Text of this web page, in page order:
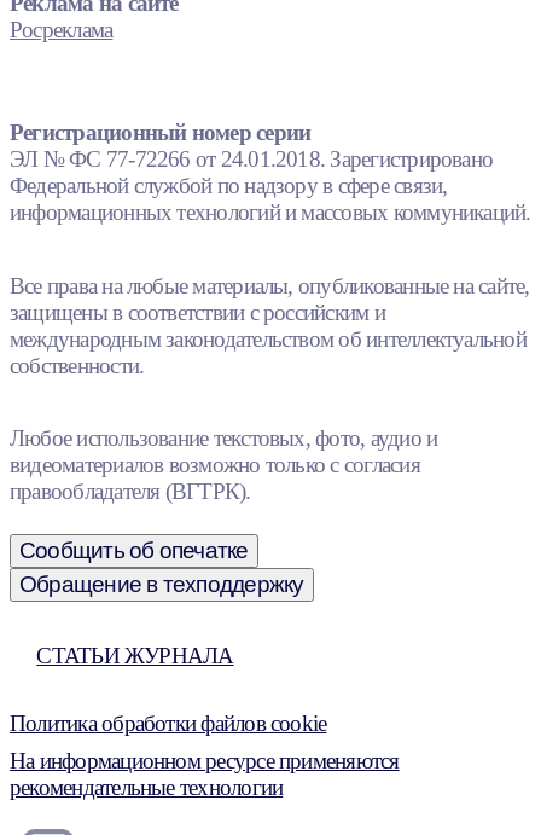
Росреклама
Регистрационный номер серии
ЭЛ № ФС 77-72266 от 24.01.2018. Зарегистрировано
Федеральной службой по надзору в сфере связи,
информационных технологий и массовых коммуникаций.
Все права на любые материалы, опубликованные на сайте,
защищены в соответствии с российским и
международным законодательством об интеллектуальной
собственности.
Любое использование текстовых, фото, аудио и
видеоматериалов возможно только с согласия
правообладателя (ВГТРК).
Сообщить об опечатке
Обращение в техподдержку
СТАТЬИ ЖУРНАЛА
Политика обработки файлов cookie
На информационном ресурсе применяются
рекомендательные технологии